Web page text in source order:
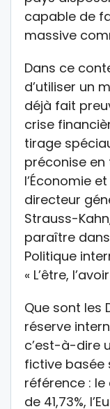
capable de
massive
Dans ce
d’utiliser un
déjà fait
crise
tirage
préconise en
l’Économie
directeur
Strauss-
paraître
Politique
« L’être,
Que sont les
réserve
c’est-à-dire
fictive basée
référence :
de 41,73%,